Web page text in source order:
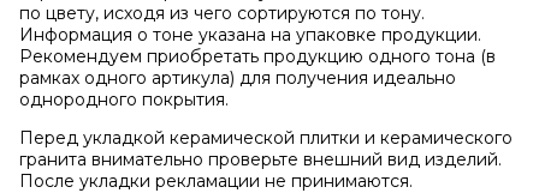
по цвету, исходя из чего сортируются по тону.
Информация о тоне указана на упаковке продукции.
Рекомендуем приобретать продукцию одного тона (в
рамках одного артикула) для получения идеально
однородного покрытия.
Перед укладкой керамической плитки и керамического
гранита внимательно проверьте внешний вид изделий.
После укладки рекламации не принимаются.